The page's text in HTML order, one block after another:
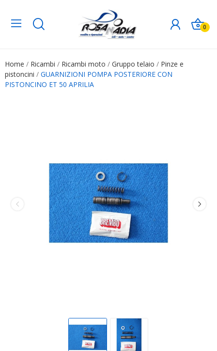
0
Home Ricambi Ricambi moto Gruppo telaio
Pinze e
pistoncini
GUARNIZIONI POMPA POSTERIORE CON
PISTONCINO ET 50 APRILIA